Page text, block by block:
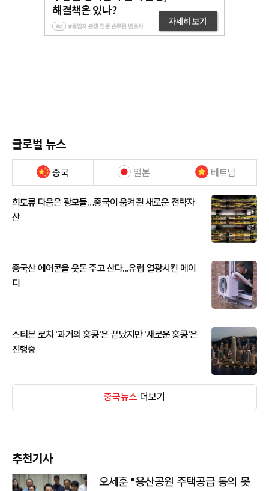
글로벌 뉴스
중국 일본 베트남
희토류 다음은 광모듈…중국이 움켜쥔 새로운 전략자
산
중국산 에어콘을 웃돈 주고 산다...유럽 열광시킨 메이
디
스티븐 로치 '과거의 홍콩'은 끝났지만 '새로운 홍콩'은
진행중
중국뉴스 더보기
추천기사
오세훈 "용산공원 주택공급 동의 못